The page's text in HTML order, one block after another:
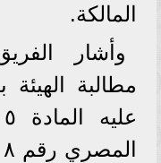
المالكة.
وأشار
مطالبة الهيئة